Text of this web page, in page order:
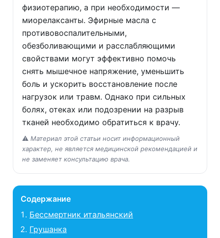
физиотерапию, а при необходимости —
миорелаксанты. Эфирные масла с
противовоспалительными,
обезболивающими и расслабляющими
свойствами могут эффективно помочь
снять мышечное напряжение, уменьшить
боль и ускорить восстановление после
нагрузок или травм. Однако при сильных
болях, отеках или подозрении на разрыв
тканей необходимо обратиться к врачу.
⚠️ Материал этой статьи носит информационный
характер, не является медицинской рекомендацией и
не заменяет консультацию врача.
Содержание
Бессмертник итальянский
Грушанка